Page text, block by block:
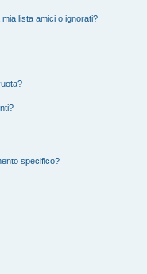
lista amici o ignorati?
specifico?